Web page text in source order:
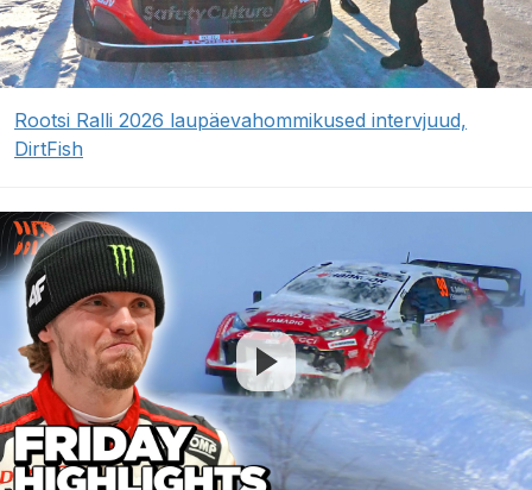
Rootsi Ralli 2026 laupäevahommikused intervjuud,
DirtFish